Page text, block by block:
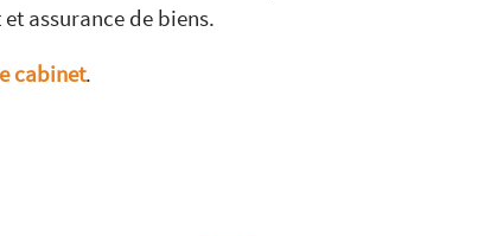
assurance de biens.
cabinet.